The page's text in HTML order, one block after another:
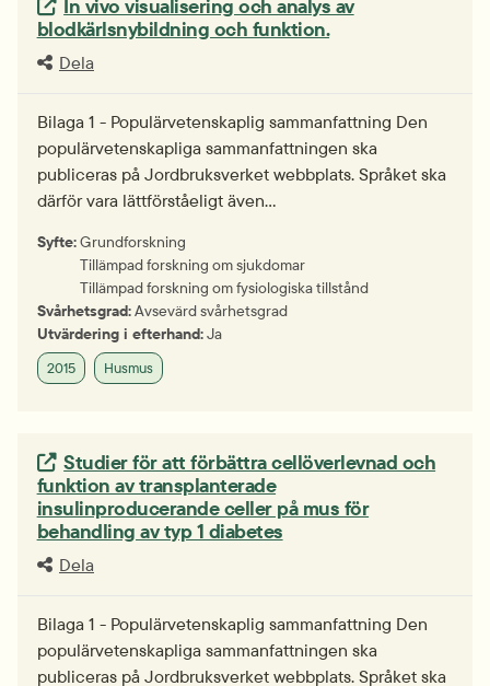
In vivo visualisering och analys av
blodkärlsnybildning och funktion.
Dela
Bilaga 1 - Populärvetenskaplig sammanfattning Den
populärvetenskapliga sammanfattningen ska
publiceras på Jordbruksverket webbplats. Språket ska
därför vara lättförståeligt även…
Syfte:Grundforskning
Tillämpad forskning om sjukdomar
Tillämpad forskning om fysiologiska tillstånd
Svårhetsgrad:Avsevärd svårhetsgrad
Utvärdering i efterhand:Ja
2015 Husmus
Extern länk.
Studier för att förbättra cellöverlevnad och
funktion av transplanterade
insulinproducerande celler på mus för
behandling av typ 1 diabetes
Dela
Bilaga 1 - Populärvetenskaplig sammanfattning Den
populärvetenskapliga sammanfattningen ska
publiceras på Jordbruksverket webbplats. Språket ska